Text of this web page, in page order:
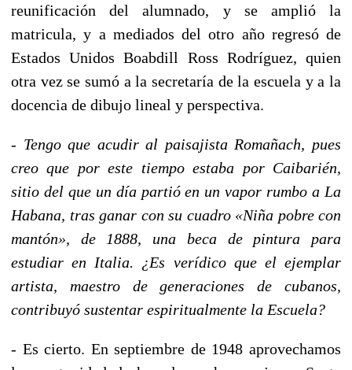
reunificación del alumnado, y se amplió la
matricula, y a mediados del otro año regresó de
Estados Unidos Boabdill Ross Rodríguez, quien
otra vez se sumó a la secretaría de la escuela y a la
docencia de dibujo lineal y perspectiva.
- Tengo que acudir al paisajista Romañach, pues
creo que por este tiempo estaba por Caibarién,
sitio del que un día partió en un vapor rumbo a La
Habana, tras ganar con su cuadro «Niña pobre con
mantón», de 1888, una beca de pintura para
estudiar en Italia. ¿Es verídico que el ejemplar
artista, maestro de generaciones de cubanos,
contribuyó sustentar espiritualmente la Escuela?
- Es cierto. En septiembre de 1948 aprovechamos